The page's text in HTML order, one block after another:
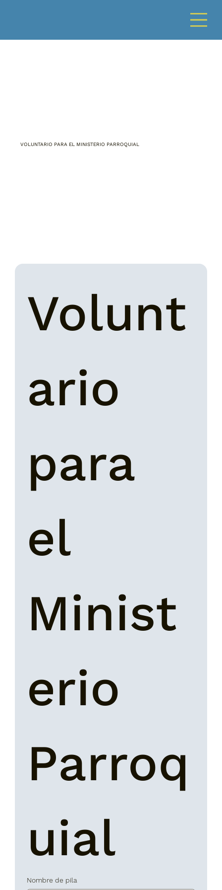
VOLUNTARIO PARA EL MINISTERIO PARROQUIAL
Volunt
ario
para
el
Minist
erio
Parroq
uial
Nombre de pila